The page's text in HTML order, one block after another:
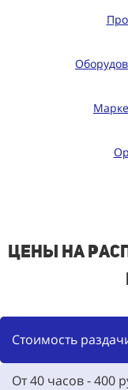
Цены на
Стоимость
От 40 часов - 400